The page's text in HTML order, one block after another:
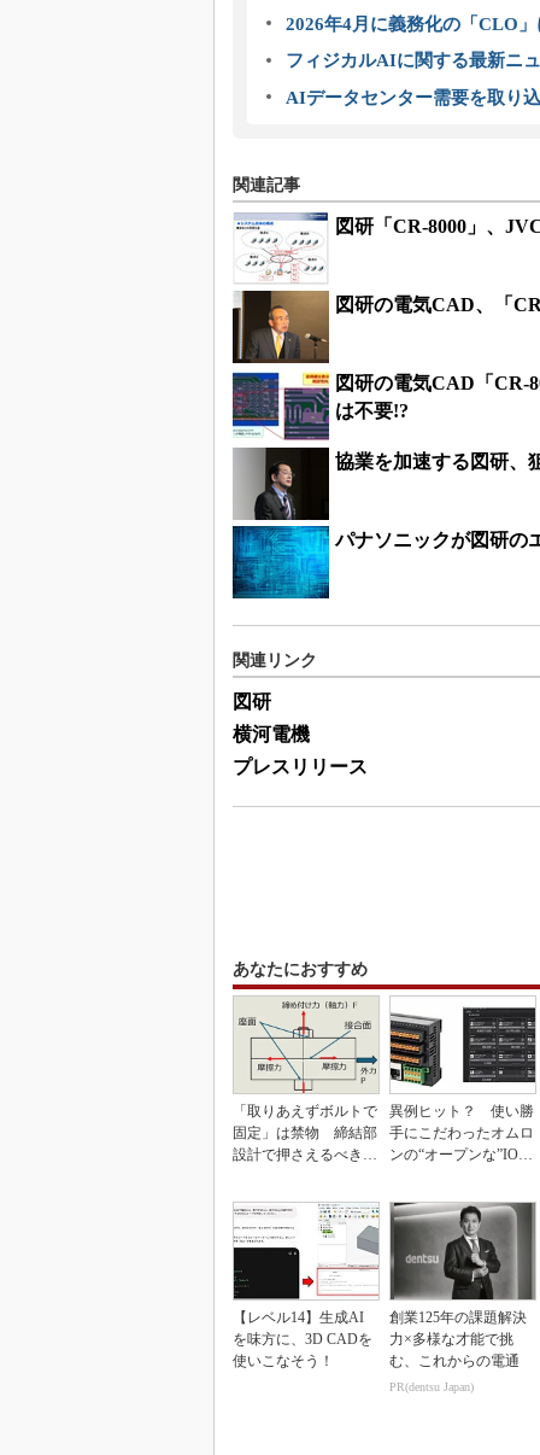
2026年4月に義務化の「CLO
フィジカルAIに関する最新ニ
AIデータセンター需要を取り
関連記事
図研「CR-8000」、
図研の電気CAD、「
図研の電気CAD「CR-
は不要!?
協業を加速する図研、
パナソニックが図研の
関連リンク
図研
横河電機
プレスリリース
あなたにおすすめ
「取りあえずボルトで
固定」は禁物 締結部
設計で押さえるべき基
異例ヒット？ 使い勝
手にこだわったオムロ
ンの“オープンな”IO-L
【レベル14】生成AI
を味方に、3D CADを
使いこなそう！
創業125年の課題解決
力×多様な才能で挑
む、これからの電通
PR(dentsu Japan)